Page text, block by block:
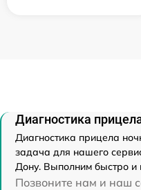
Диагностика
Диагностика прицела
задача для нашего
Дону. Выполним быстро и
Позвоните нам и наш